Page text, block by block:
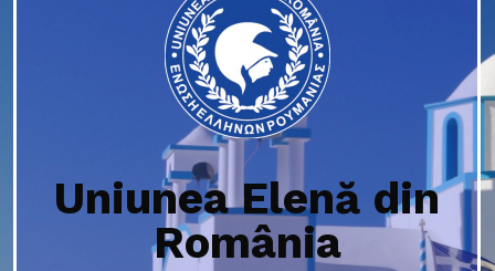
Uniunea Elenă din
România